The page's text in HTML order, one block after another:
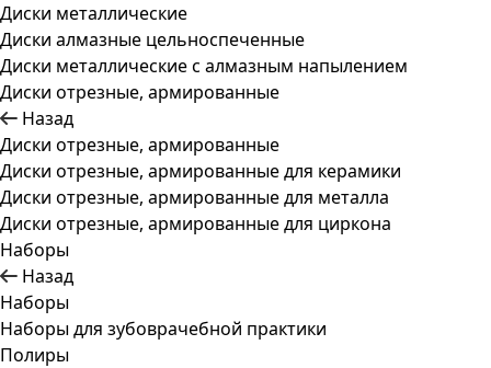
Диски металлические
Диски алмазные цельноспеченные
Диски металлические с алмазным напылением
Диски отрезные, армированные
Назад
Диски отрезные, армированные
Диски отрезные, армированные для керамики
Диски отрезные, армированные для металла
Диски отрезные, армированные для циркона
Наборы
Назад
Наборы
Наборы для зубоврачебной практики
Полиры